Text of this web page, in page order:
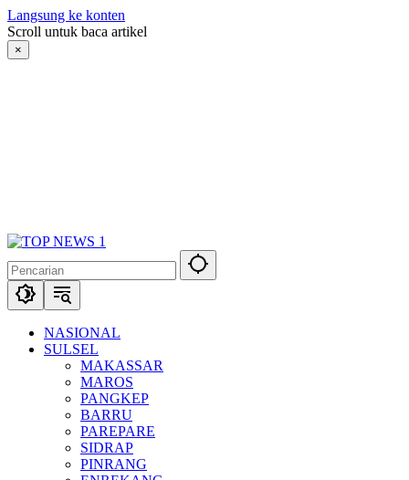
Langsung ke konten
Scroll untuk baca artikel
×
NASIONAL
SULSEL
MAKASSAR
MAROS
PANGKEP
BARRU
PAREPARE
SIDRAP
PINRANG